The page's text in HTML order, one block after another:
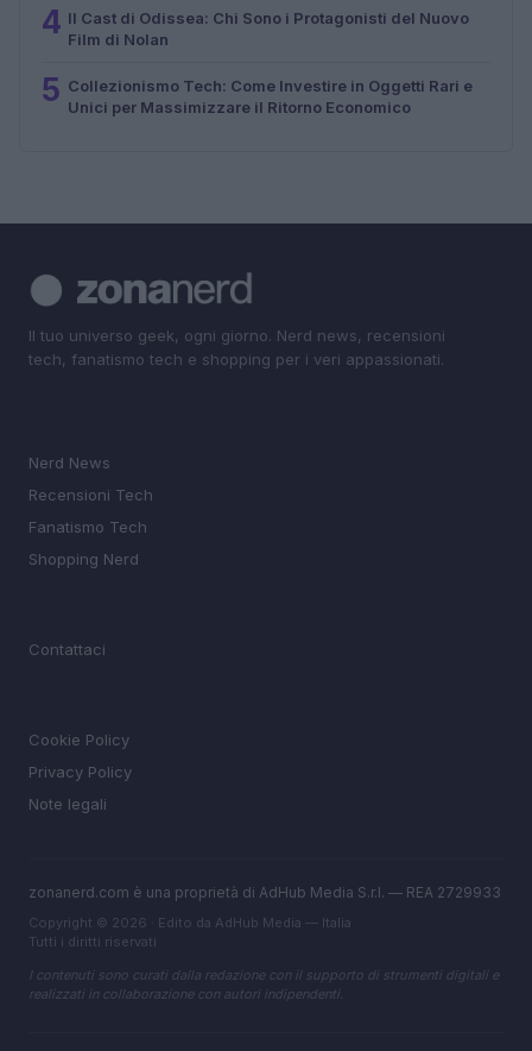
4 Il Cast di Odissea: Chi Sono i Protagonisti del Nuovo
Film di Nolan
5 Collezionismo Tech: Come Investire in Oggetti Rari e
Unici per Massimizzare il Ritorno Economico
Il tuo universo geek, ogni giorno. Nerd news, recensioni
tech, fanatismo tech e shopping per i veri appassionati.
Nerd News
Recensioni Tech
Fanatismo Tech
Shopping Nerd
Contattaci
Cookie Policy
Privacy Policy
Note legali
zonanerd.com è una proprietà di AdHub Media S.r.l. — REA 2729933
Copyright © 2026 · Edito da AdHub Media — Italia
Tutti i diritti riservati
I contenuti sono curati dalla redazione con il supporto di strumenti digitali e
realizzati in collaborazione con autori indipendenti.